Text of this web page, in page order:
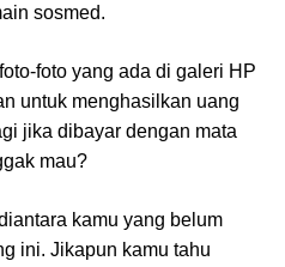
sosmed.
foto yang ada di galeri HP
untuk menghasilkan uang
jika dibayar dengan mata
mau?
kamu yang belum
ini. Jikapun kamu tahu